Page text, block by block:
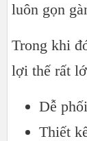
luôn gọn
Trong khi
lợi thế rất
Dễ
Thiết